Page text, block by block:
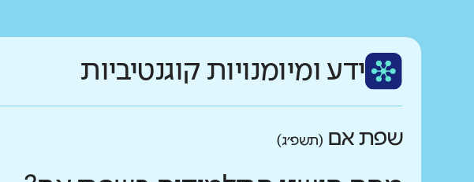
ידע ומיומנויות קוגנטיביות
שפת אם (תשפ״ג)